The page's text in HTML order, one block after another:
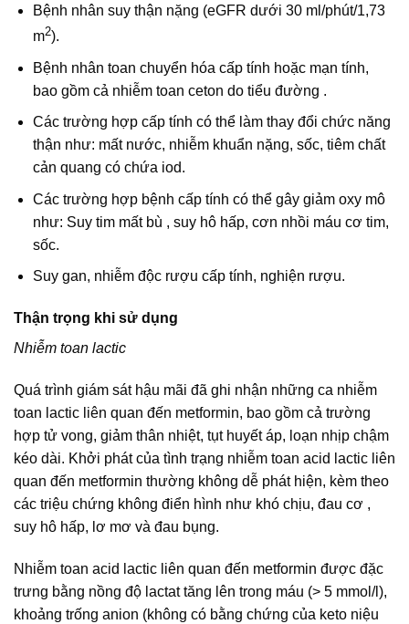
Bệnh nhân suy thận nặng (eGFR dưới 30 ml/phút/1,73
m2).
Bệnh nhân toan chuyển hóa cấp tính hoặc mạn tính,
bao gồm cả nhiễm toan ceton do tiểu đường .
Các trường hợp cấp tính có thể làm thay đổi chức năng
thận như: mất nước, nhiễm khuẩn nặng, sốc, tiêm chất
cản quang có chứa iod.
Các trường hợp bệnh cấp tính có thể gây giảm oxy mô
như: Suy tim mất bù , suy hô hấp, cơn nhồi máu cơ tim,
sốc.
Suy gan, nhiễm độc rượu cấp tính, nghiện rượu.
Thận trọng khi sử dụng
Nhiễm toan lactic
Quá trình giám sát hậu mãi đã ghi nhận những ca nhiễm
toan lactic liên quan đến metformin, bao gồm cả trường
hợp tử vong, giảm thân nhiệt, tụt huyết áp, loạn nhịp chậm
kéo dài. Khởi phát của tình trạng nhiễm toan acid lactic liên
quan đến metformin thường không dễ phát hiện, kèm theo
các triệu chứng không điển hình như khó chịu, đau cơ ,
suy hô hấp, lơ mơ và đau bụng.
Nhiễm toan acid lactic liên quan đến metformin được đặc
trưng bằng nồng độ lactat tăng lên trong máu (> 5 mmol/l),
khoảng trống anion (không có bằng chứng của keto niệu